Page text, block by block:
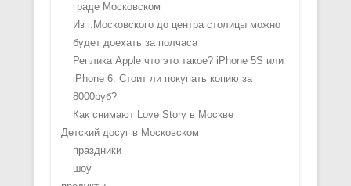
граде Московском
Из г.Московского до центра столицы можно
будет доехать за полчаса
Реплика Apple что это такое? iPhone 5S или
iPhone 6. Стоит ли покупать копию за
8000руб?
Как снимают Love Story в Москве
Детский досуг в Московском
праздники
шоу